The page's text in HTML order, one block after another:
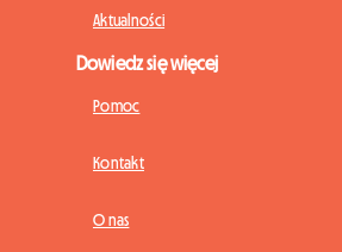
Aktualności
Dowiedz się więcej
Pomoc
Kontakt
O nas